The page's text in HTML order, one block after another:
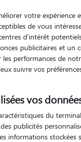
Aquitaine
votre expérience
de vous
d'intérêt
publicitaires et un
les performances de
suivre vos
vos
du
publicités
informations